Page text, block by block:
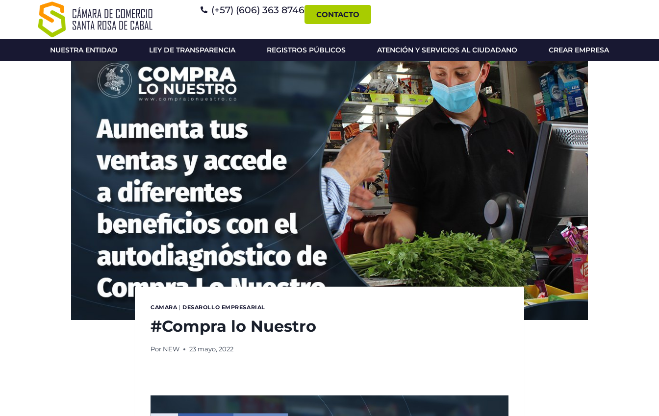
(+57) (606) 363 8746 CONTACTO
NUESTRA ENTIDAD LEY DE TRANSPARENCIA REGISTROS PÚBLICOS ATENCIÓN Y SERVICIOS AL CIUDADANO CREAR EMPRESA
CAMARA | DESAROLLO EMPRESARIAL
#Compra lo Nuestro
Por NEW 23 mayo, 2022